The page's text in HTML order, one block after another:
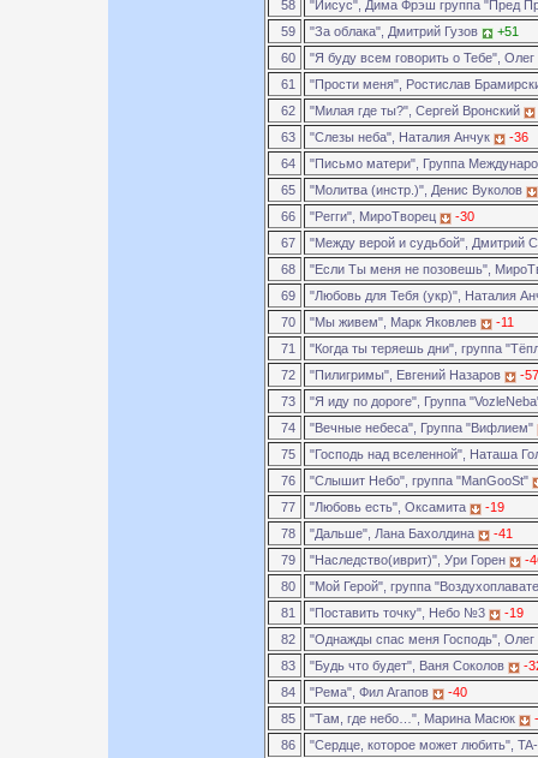
58
"Иисус", Дима Фрэш группа "Пред
59
"За облака", Дмитрий Гузов
+51
60
"Я буду всем говорить о Тебе",
61
"Прости меня", Ростислав
62
"Милая где ты?", Сергей Вронский
63
"Слезы неба", Наталия Анчук
-36
64
"Письмо матери", Группа
65
"Молитва (инстр.)", Денис Вуколов
66
"Регги", МироТворец
-30
67
"Между верой и судьбой", Дмитрий
68
"Если Ты меня не позовешь",
69
"Любовь для Тебя (укр)", Наталия
70
"Мы живем", Марк Яковлев
-11
71
"Когда ты теряешь дни", группа
72
"Пилигримы", Евгений Назаров
-57
73
"Я иду по дороге", Группа
74
"Вечные небеса", Группа "Вифлием"
75
"Господь над вселенной", Наташа
76
"Слышит Небо", группа "ManGooSt"
77
"Любовь есть", Оксамита
-19
78
"Дальше", Лана Бахолдина
-41
79
"Наследство(иврит)", Ури Горен
-
80
"Мой Герой", группа
81
"Поставить точку", Небо №3
-19
82
"Однажды спас меня Господь",
83
"Будь что будет", Ваня Соколов
-
84
"Рема", Фил Агапов
-40
85
"Там, где небо…", Марина Масюк
86
"Сердце, которое может любить",